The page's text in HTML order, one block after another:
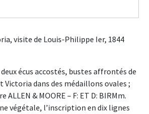
visite de Louis-Philippe Ier, 1844
écus accostés, bustes affrontés de
Victoria dans des médaillons ovales ;
ALLEN & MOORE – F: ET D: BIRMm.
végétale, l’inscription en dix lignes